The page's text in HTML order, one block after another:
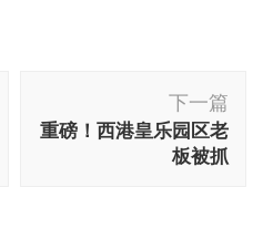
下一篇
重磅！西港皇乐园区老
板被抓